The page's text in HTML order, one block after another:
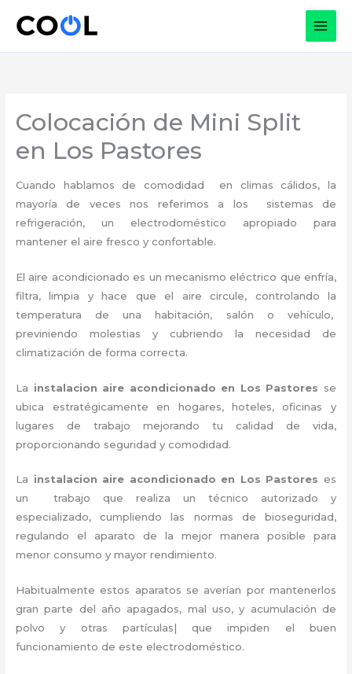
Colocación de Mini Split
en Los Pastores
Cuando hablamos de comodidad en climas cálidos, la
mayoría de veces nos referimos a los sistemas de
refrigeración, un electrodoméstico apropiado para
mantener el aire fresco y confortable.
El aire acondicionado es un mecanismo eléctrico que enfría,
filtra, limpia y hace que el aire circule, controlando la
temperatura de una habitación, salón o vehículo,
previniendo molestias y cubriendo la necesidad de
climatización de forma correcta.
La instalacion aire acondicionado en Los Pastores se
ubica estratégicamente en hogares, hoteles, oficinas y
lugares de trabajo
mejorando tu calidad de vida,
proporcionando seguridad y comodidad.
La instalacion aire acondicionado en Los Pastores es
un
trabajo que realiza un técnico autorizado y
especializado, cumpliendo las normas de bioseguridad,
regulando el aparato de la mejor manera posible para
menor consumo y mayor rendimiento.
Habitualmente estos aparatos se averían por mantenerlos
gran parte del año apagados, mal uso, y acumulación de
polvo y otras partículas| que impiden el buen
funcionamiento de este electrodoméstico.